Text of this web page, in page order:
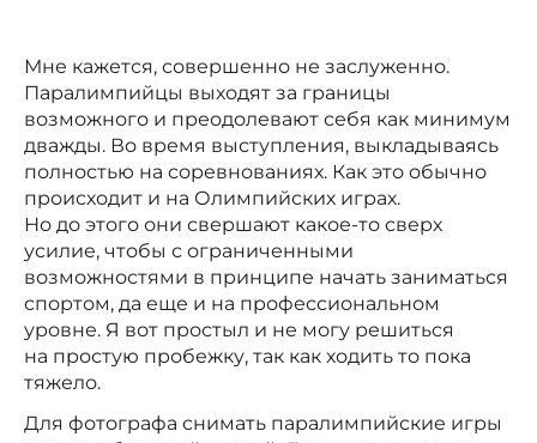
Мне кажется, совершенно не заслуженно.
Паралимпийцы выходят за границы
возможного и преодолевают себя как минимум
дважды. Во время выступления, выкладываясь
полностью на соревнованиях. Как это обычно
происходит и на Олимпийских играх.
Но до этого они свершают какое-то сверх
усилие, чтобы с ограниченными
возможностями в принципе начать заниматься
спортом, да еще и на профессиональном
уровне. Я вот простыл и не могу решиться
на простую пробежку, так как ходить то пока
тяжело.
Для фотографа снимать паралимпийские игры